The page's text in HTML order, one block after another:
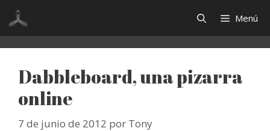
Saltar
contenido
Menú
Dabbleboard, una pizarra
online
7 de junio de 2012 por Tony